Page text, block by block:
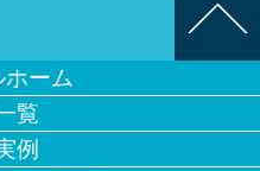
ホーム
覧
例